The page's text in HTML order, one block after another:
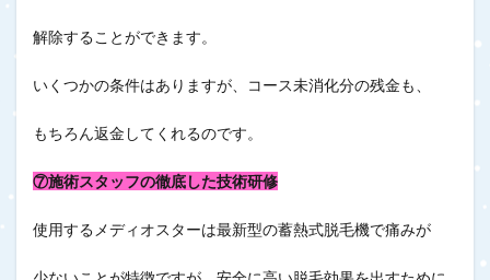
解除することができます。
いくつかの条件はありますが、コース未消化分の残金も、
もちろん返金してくれるのです。
⑦施術スタッフの徹底した技術研修
使用するメディオスターは最新型の蓄熱式脱毛機で痛みが